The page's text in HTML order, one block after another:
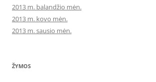
2013 m. balandžio mėn.
2013 m. kovo mėn.
2013 m. sausio mėn.
ŽYMOS